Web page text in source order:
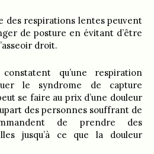
des respirations lentes peuvent
de posture en évitant d’être
droit.
qu’une respiration
le syndrome de capture
se faire au prix d’une douleur
des personnes souffrant de
de prendre des
jusqu’à ce que la douleur